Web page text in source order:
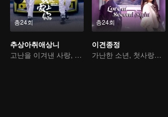
총24회
추상아취애상니
고난을 이겨낸 사랑, 함께하는 영광
총24회
이견종정
가난한 소년, 첫사랑을 쫓는 재벌로 변신